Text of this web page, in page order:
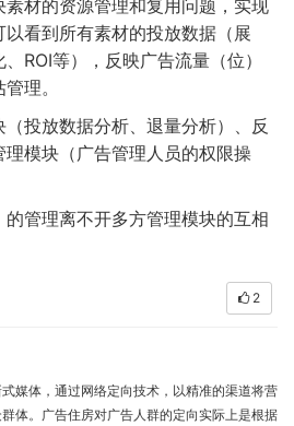
材的资源管理和复用问题，实现
看到所有素材的投放数据（展
ROI等），反映广告流量（位）
理。
投放数据分析、退量分析）、反
模块（广告管理人员的权限操
管理离不开多方管理模块的互相
2
媒体，通过网络定向技术，以精准的渠道将营
体。广告住房对广告人群的定向实际上是根据